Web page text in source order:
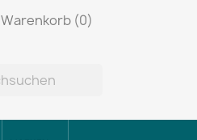
Warenkorb (0)